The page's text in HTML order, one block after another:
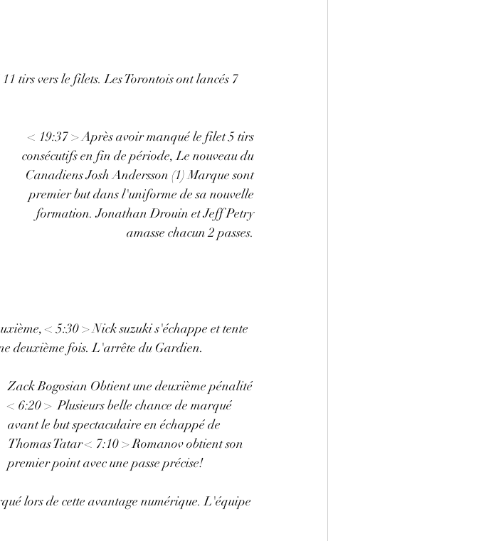
tirs vers le filets. Les Torontois ont lancés 7
< 19:37 > Après avoir manqué le filet 5 tirs
consécutifs en fin de période, Le nouveau du
Canadiens Josh Andersson (1) Marque sont
premier but dans l'uniforme de sa nouvelle
formation. Jonathan Drouin et Jeff Petry
amasse chacun 2 passes.
< 5:30 > Nick suzuki s'échappe et tente
deuxième fois. L'arrête du Gardien.
Zack Bogosian Obtient une deuxième pénalité
< 6:20 >  Plusieurs belle chance de marqué
avant le but spectaculaire en échappé de
Thomas Tatar < 7:10 > Romanov obtient son
premier point avec une passe précise!
lors de cette avantage numérique. L'équipe